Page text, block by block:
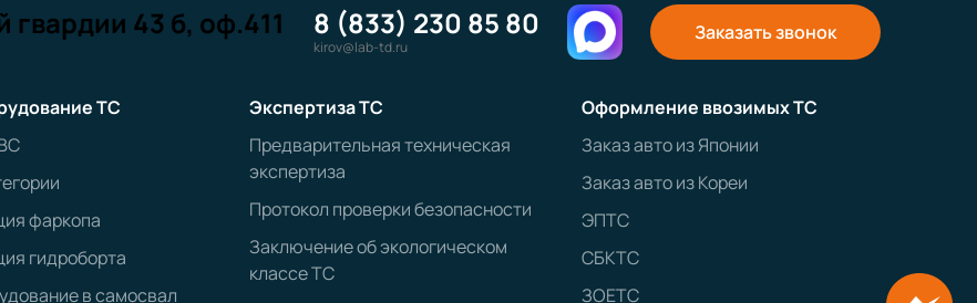
43 б, оф.411 8 (833) 230 85 80
kirov@lab-td.ru
Заказать звонок
ТС
фаркопа
гидроборта
в самосвал
Экспертиза ТС
Предварительная техническая
экспертиза
Протокол проверки безопасности
Заключение об экологическом
классе ТС
Оформление ввозимых ТС
Заказ авто из Японии
Заказ авто из Кореи
ЭПТС
СБКТС
ЗОЕТС